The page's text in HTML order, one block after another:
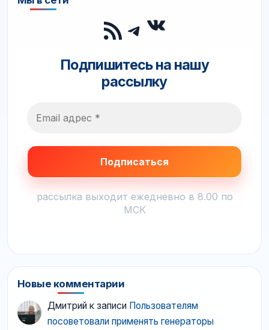
RSS-лента
Telegram
ВКонтакте
Подпишитесь на нашу
рассылку
рассылка выходит ежедневно в 8.00 по
МСК
Новые комментарии
Дмитрий к записи Пользователям
посоветовали применять генераторы